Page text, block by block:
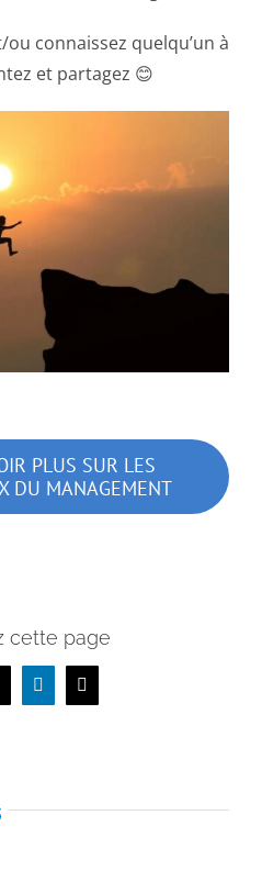
connaissez quelqu’un à
et partagez 😊
PLUS SUR LES
DU MANAGEMENT
cette page
LinkedInEmail